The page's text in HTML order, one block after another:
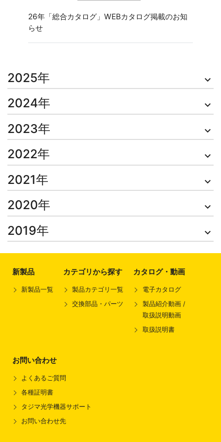
26年「総合カタログ」WEBカタログ掲載のお知
らせ
2025年 keyboard_arrow_down
2024年 keyboard_arrow_down
2023年 keyboard_arrow_down
2022年 keyboard_arrow_down
2021年 keyboard_arrow_down
2020年 keyboard_arrow_down
2019年 keyboard_arrow_down
新製品
新製品一覧
カテゴリから探す
製品カテゴリ一覧
交換部品・パーツ
カタログ・動画
電子カタログ
製品紹介動画 /
取扱説明動画
取扱説明書
お問い合わせ
よくあるご質問
各種証明書
タジマ光学機器サポート
お問い合わせ先